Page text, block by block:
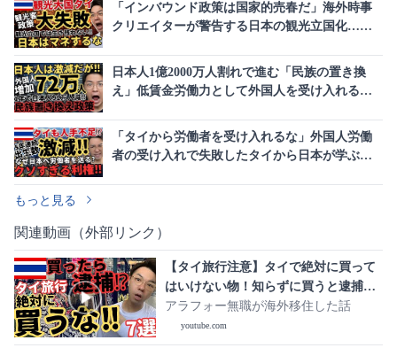
「インバウンド政策は国家的売春だ」海外時事
クリエイターが警告する日本の観光立国化…タ
日本人1億2000万人割れで進む「民族の置き換
え」低賃金労働力として外国人を受け入れる構
「タイから労働者を受け入れるな」外国人労働
者の受け入れで失敗したタイから日本が学ぶべ
もっと見る
関連動画（外部リンク）
【タイ旅行注意】タイで絶対に買って
はいけない物！知らずに買うと逮捕・
後悔レベル【７選】
アラフォー無職が海外移住した話
youtube.com